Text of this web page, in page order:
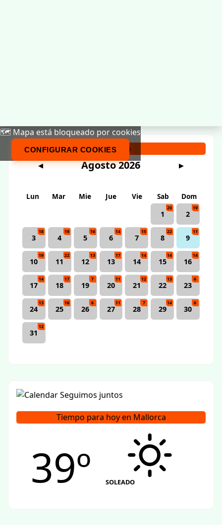
🗺️ Mapa está bloqueado por cookies
CONFIGURAR COOKIES
Calendario
◀ Agosto 2026 ▶
Lun Mar Mie Jue Vie Sab
Dom
1
20
2
19
3
18
4
19
5
16
6
14
7
15
8
22
9
11
10
19
11
22
12
13
13
17
14
14
15
14
16
14
17
14
18
17
19
7
20
11
21
12
22
13
23
6
24
13
25
16
26
6
27
11
28
7
29
14
30
6
31
12
Tiempo para hoy en Mallorca
39º SOLEADO